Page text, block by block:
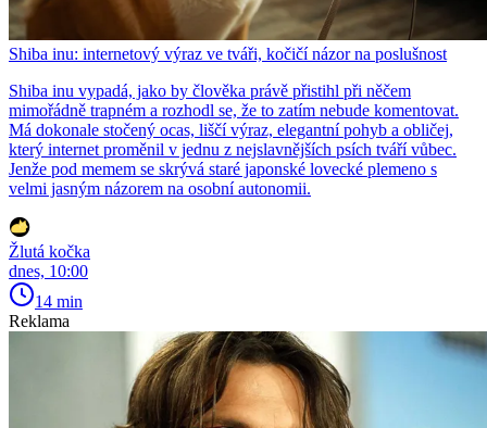
Shiba inu: internetový výraz ve tváři, kočičí názor na poslušnost
Shiba inu vypadá, jako by člověka právě přistihl při něčem
mimořádně trapném a rozhodl se, že to zatím nebude komentovat.
Má dokonale stočený ocas, liščí výraz, elegantní pohyb a obličej,
který internet proměnil v jednu z nejslavnějších psích tváří vůbec.
Jenže pod memem se skrývá staré japonské lovecké plemeno s
velmi jasným názorem na osobní autonomii.
Žlutá kočka
dnes, 10:00
14 min
Reklama